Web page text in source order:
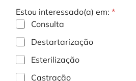
Estou interessado(a) em:*
Consulta
Destartarização
Esterilização
Castração